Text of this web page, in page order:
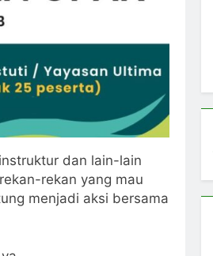
dan lain-lain
rekan yang mau
menjadi aksi bersama